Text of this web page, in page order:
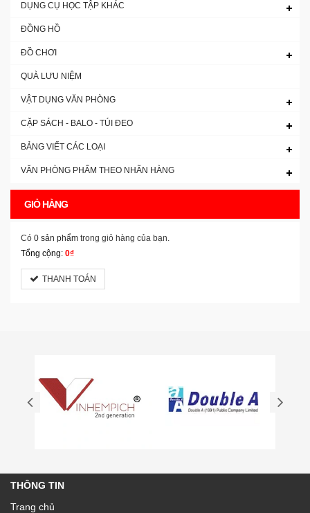
DỤNG CỤ HỌC TẬP KHÁC
ĐỒNG HỒ
ĐỒ CHƠI
QUÀ LƯU NIỆM
VẬT DỤNG VĂN PHÒNG
CẶP SÁCH - BALO - TÚI ĐEO
BẢNG VIẾT CÁC LOẠI
VĂN PHÒNG PHẨM THEO NHÃN HÀNG
GIỎ HÀNG
Có 0 sản phẩm trong giỏ hàng của bạn.
Tổng cộng: 0₫
THANH TOÁN
THÔNG TIN
Trang chủ